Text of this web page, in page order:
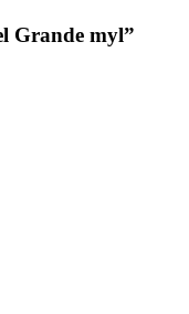
Grande myl”